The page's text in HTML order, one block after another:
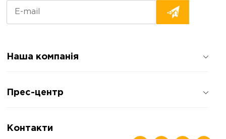
Наша компанія
Відгуки про компанію
Прес-центр
Статті
Контакти